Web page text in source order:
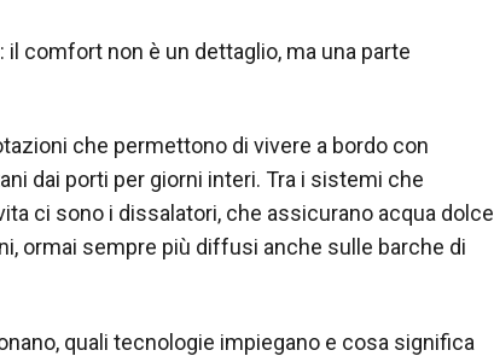
comfort non è un dettaglio, ma una parte
che permettono di vivere a bordo con
dai porti per giorni interi. Tra i sistemi che
ci sono i dissalatori, che assicurano acqua dolce
ormai sempre più diffusi anche sulle barche di
quali tecnologie impiegano e cosa significa